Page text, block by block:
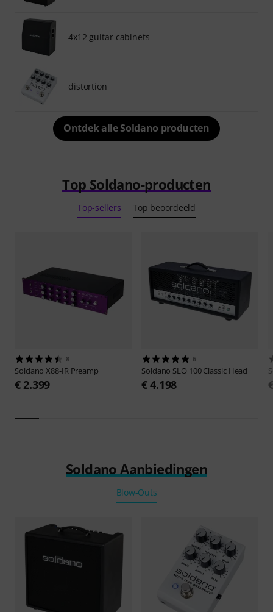
4x12 guitar cabinets
distortion
Ontdek alle Soldano producten
Top Soldano-producten
Top-sellers Top beoordeeld
8
SoldanoX88-IR Preamp
€ 2.399
6
Soldano SLO 100 Classic Head
€ 4.198
Soldano Aanbiedingen
Blow-Outs